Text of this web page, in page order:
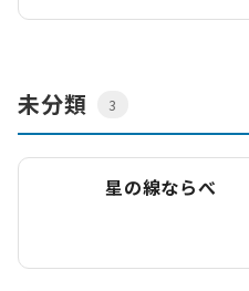
未分類 3
星の線ならべ